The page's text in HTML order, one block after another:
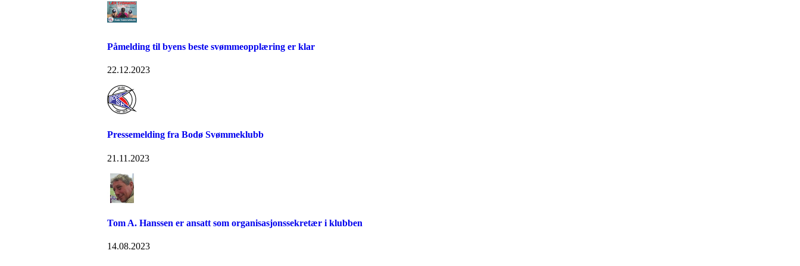
Påmelding til byens beste svømmeopplæring er klar
22.12.2023
Pressemelding fra Bodø Svømmeklubb
21.11.2023
Tom A. Hanssen er ansatt som organisasjonssekretær i klubben
14.08.2023